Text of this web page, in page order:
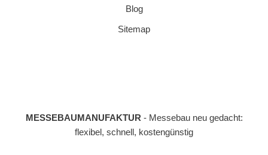
Blog
Sitemap
MESSEBAUMANUFAKTUR - Messebau neu gedacht:
flexibel, schnell, kostengünstig